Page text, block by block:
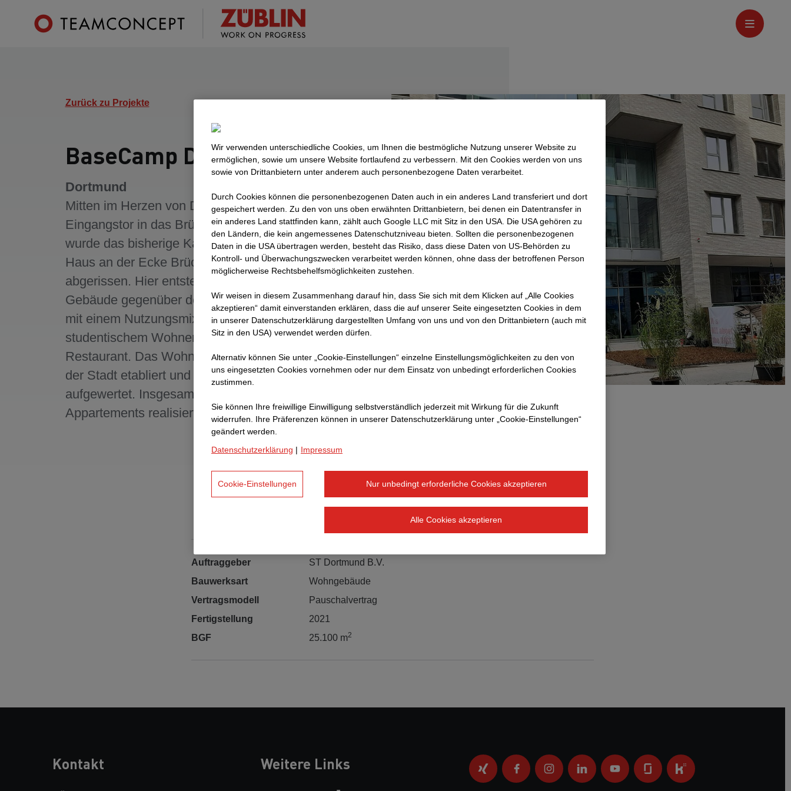
Zurück zu Projekte
BaseCamp Dortmund
Dortmund
Mitten im Herzen von Dortmund am
Eingangstor in das Brückstraßenviertel
wurde das bisherige Karstadt-Technik-
Haus an der Ecke Brück-/Kampstraße
abgerissen. Hier entsteht ein neues
Gebäude gegenüber der Reinoldikirche
mit einem Nutzungsmix aus
studentischem Wohnen, Läden, Hotel und
Restaurant. Das Wohnen wird somit in
der Stadt etabliert und Innenstadt
aufgewertet. Insgesamt werden 449
Appartements realisiert.
Auftraggeber
ST Dortmund B.V.
Bauwerksart
Wohngebäude
Vertragsmodell
Pauschalvertrag
Fertigstellung
2021
BGF
25.100 m2
Kontakt Weitere Links
Wir verwenden unterschiedliche Cookies, um Ihnen die best­mögliche Nutzung unserer Website zu
ermöglichen, sowie um unsere Website fortlaufend zu verbessern. Mit den Cookies werden von uns
sowie von Drittanbietern unter anderem auch personenbezogene Daten verarbeitet.
Durch Cookies können die personenbezogenen Daten auch in ein anderes Land transferiert und dort
gespeichert werden. Zu den von uns oben erwähnten Drittanbietern, bei denen ein Datentransfer in
ein anderes Land stattfinden kann, zählt auch Google LLC mit Sitz in den USA. Die USA gehören zu
den Ländern, die kein angemessenes Datenschutzniveau bieten. Sollten die personenbezogenen
Daten in die USA übertragen werden, besteht das Risiko, dass diese Daten von US-Behörden zu
Kontroll- und Überwachungszwecken verarbeitet werden können, ohne dass der betroffenen Person
möglicherweise Rechtsbehelfsmöglichkeiten zustehen.
Wir weisen in diesem Zusammenhang darauf hin, dass Sie sich mit dem Klicken auf „Alle Cookies
akzeptieren“ damit ein­ver­standen erklären, dass die auf unserer Seite eingesetzten Cookies in dem
in unserer Datenschutzerklärung dargestellten Umfang von uns und von den Drittanbietern (auch mit
Sitz in den USA) verwendet werden dürfen.
Alternativ können Sie unter „Cookie-Einstellungen“ einzelne Einstellungsmöglichkeiten zu den von
uns eingesetzten Cookies vornehmen oder nur dem Einsatz von unbedingt erforderlichen Cookies
zustimmen.
Sie können Ihre freiwillige Einwilligung selbstverständlich jederzeit mit Wirkung für die Zukunft
widerrufen. Ihre Prä­fe­renzen können in unserer Datenschutzerklärung unter „Cookie-Einstellungen“
geändert werden.
Datenschutzerklärung | Impressum
Nur unbedingt erforderliche Cookies akzeptieren
Alle Cookies akzeptieren
Cookie-Einstellungen